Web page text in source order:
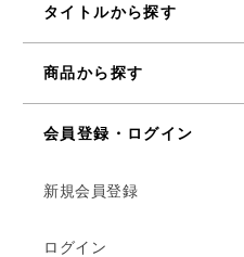
タイトルから探す
商品から探す
会員登録・ログイン
新規会員登録
ログイン